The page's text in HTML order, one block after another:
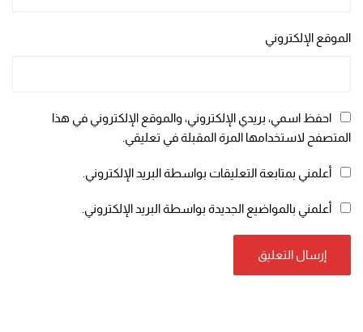
الموقع الإلكتروني
احفظ اسمي، بريدي الإلكتروني، والموقع الإلكتروني في هذا
المتصفح لاستخدامها المرة المقبلة في تعليقي.
أعلمني بمتابعة التعليقات بواسطة البريد الإلكتروني.
أعلمني بالمواضيع الجديدة بواسطة البريد الإلكتروني.